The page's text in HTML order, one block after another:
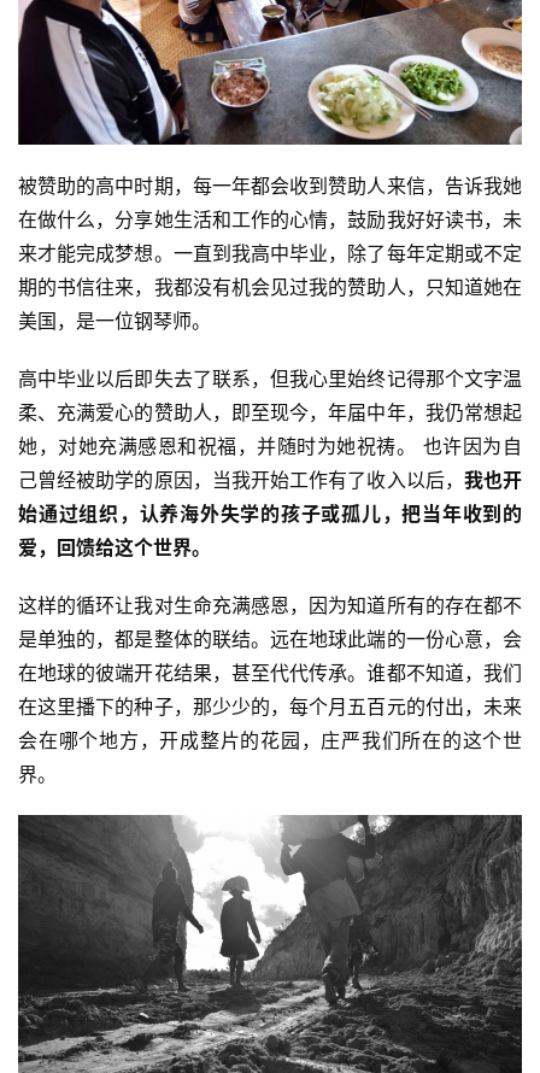
慈
善
佛
教
物
寺
院
巡
礼
视
频
纪
录
佛
教
艺
术
法
规
被赞助的高中时期，每一年都会收到赞助人来信，告诉我她
在做什么，分享她生活和工作的心情，鼓励我好好读书，未
来才能完成梦想。一直到我高中毕业，除了每年定期或不定
期的书信往来，我都没有机会见过我的赞助人，只知道她在
美国，是一位钢琴师。
高中毕业以后即失去了联系，但我心里始终记得那个文字温
柔、充满爱心的赞助人，即至现今，年届中年，我仍常想起
她，对她充满感恩和祝福，并随时为她祝祷。 也许因为自
己曾经被助学的原因，当我开始工作有了收入以后， 我也开
始通过组织，认养海外失学的孩子或孤儿，把当年收到的
爱，回馈给这个世界。
这样的循环让我对生命充满感恩，因为知道所有的存在都不
是单独的，都是整体的联结。远在地球此端的一份心意，会
在地球的彼端开花结果，甚至代代传承。谁都不知道，我们
在这里播下的种子，那少少的，每个月五百元的付出，未来
会在哪个地方，开成整片的花园，庄严我们所在的这个世
界。